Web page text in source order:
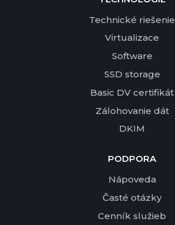
Technické riešenie
Virtualizace
Software
SSD storage
Basic DV certifikát
Zálohovanie dát
DKIM
PODPORA
Nápoveda
Časté otázky
Cenník služieb